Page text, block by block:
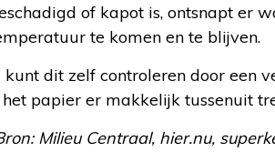
of kapot is, ontsnapt er
te komen en te blijven.
kunt dit zelf controleren door een
papier er makkelijk tussenuit
Milieu Centraal, hier.nu,